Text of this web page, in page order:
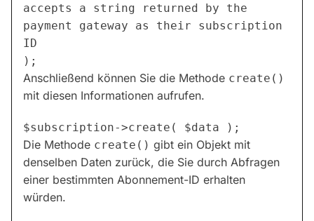
accepts a string returned by the
payment gateway as their subscription
ID
Anschließend können Sie die Methode create()
mit diesen Informationen aufrufen.
Die Methode create() gibt ein Objekt mit
denselben Daten zurück, die Sie durch Abfragen
einer bestimmten Abonnement-ID erhalten
würden.